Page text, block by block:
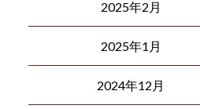
2025年2月
2025年1月
2024年12月